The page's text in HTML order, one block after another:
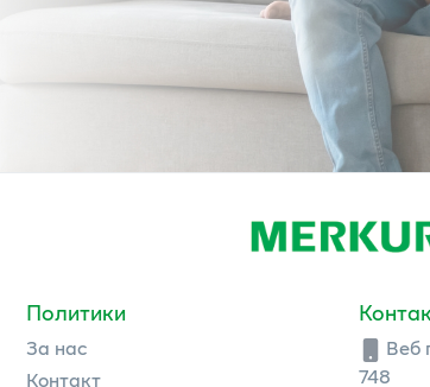
Политики
За нас
Контакт
Веб
748